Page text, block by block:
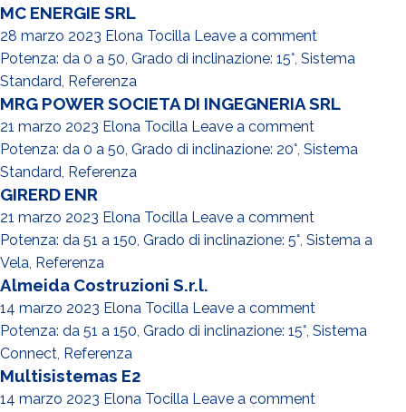
MC ENERGIE SRL
28 marzo 2023 Elona Tocilla Leave a comment
Potenza: da 0 a 50, Grado di inclinazione: 15°, Sistema
Standard, Referenza
MRG POWER SOCIETA DI INGEGNERIA SRL
21 marzo 2023 Elona Tocilla Leave a comment
Potenza: da 0 a 50, Grado di inclinazione: 20°, Sistema
Standard, Referenza
GIRERD ENR
21 marzo 2023 Elona Tocilla Leave a comment
Potenza: da 51 a 150, Grado di inclinazione: 5°, Sistema a
Vela, Referenza
Almeida Costruzioni S.r.l.
14 marzo 2023 Elona Tocilla Leave a comment
Potenza: da 51 a 150, Grado di inclinazione: 15°, Sistema
Connect, Referenza
Multisistemas E2
14 marzo 2023 Elona Tocilla Leave a comment